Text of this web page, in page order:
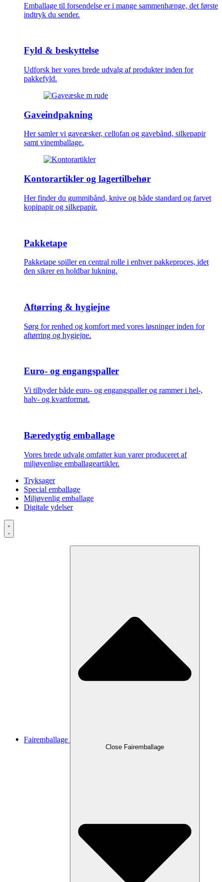
Emballage til forsendelse er i mange sammenhænge, det første
indtryk du sender.
Fyld & beskyttelse
Udforsk her vores brede udvalg af produkter inden for
pakkefyld.
Gaveindpakning
Her samler vi gaveæsker, cellofan og gavebånd, silkepapir
samt vinemballage.
Kontorartikler og lagertilbehør
Her finder du gummibånd, knive og både standard og farvet
kopipapir og silkepapir.
Pakketape
Pakketape spiller en central rolle i enhver pakkeproces, idet
den sikrer en holdbar lukning.
Aftørring & hygiejne
Sørg for renhed og komfort med vores løsninger inden for
aftørring og hygiejne.
Euro- og engangspaller
Vi tilbyder både euro- og engangspaller og rammer i hel-,
halv- og kvartformat.
Bæredygtig emballage
Vores brede udvalg omfatter kun varer produceret af
miljøvenlige emballageartikler.
Tryksager
Special emballage
Miljøvenlig emballage
Digitale ydelser
Fairemballage
Close Fairemballage